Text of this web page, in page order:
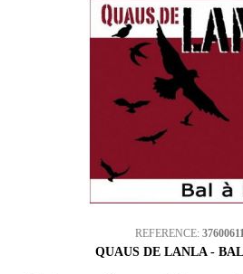
REFERENCE:
QUAUS DE LANLA -